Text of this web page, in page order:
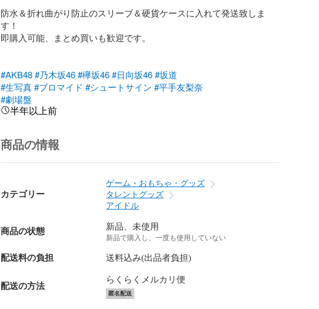
防水＆折れ曲がり防止のスリーブ＆硬貨ケースに入れて発送致しま
す！
即購入可能、まとめ買いも歓迎です。
#AKB48 #乃木坂46 #欅坂46 #日向坂46 #坂道
#生写真 #ブロマイド #シュートサイン #平手友梨奈
#劇場盤
半年以上前
商品の情報
カテゴリー
ゲーム・おもちゃ・グッズ
タレントグッズ
アイドル
商品の状態 新品、未使用
新品で購入し、一度も使用していない
配送料の負担 送料込み(出品者負担)
配送の方法
らくらくメルカリ便
匿名配送